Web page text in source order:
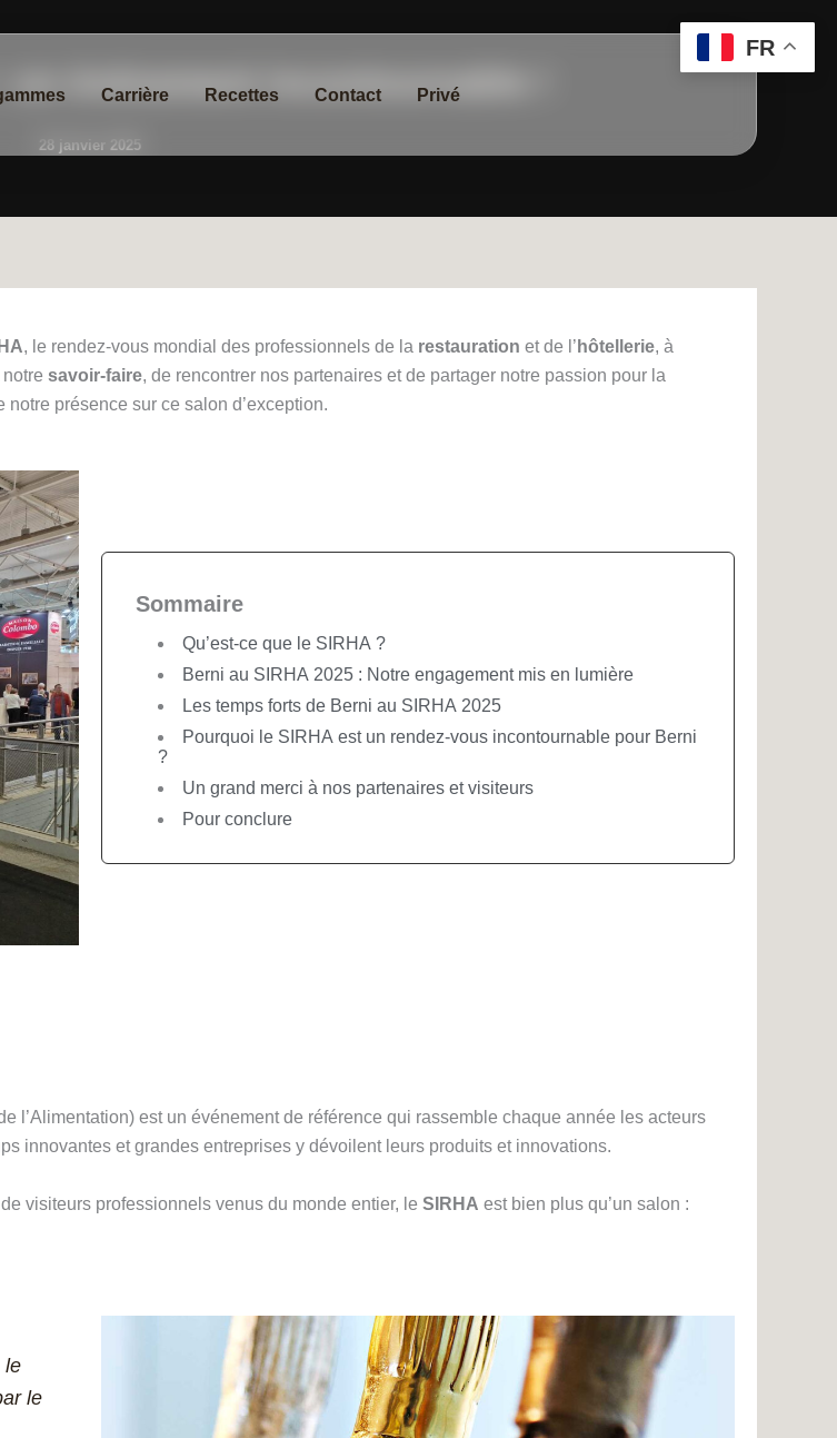
Carrière Recettes Contact Privé
un événement incontournable !
28 janvier 2025
, le rendez-vous mondial des professionnels de la restauration et de l’ hôtellerie, à
savoir-faire, de rencontrer nos partenaires et de partager notre passion pour la
présence sur ce salon d’exception.
Sommaire
Qu’est-ce que le SIRHA ?
Berni au SIRHA 2025 : Notre engagement mis en lumière
Les temps forts de Berni au SIRHA 2025
Pourquoi le SIRHA est un rendez-vous incontournable pour Berni
?
Un grand merci à nos partenaires et visiteurs
Pour conclure
l’Alimentation) est un événement de référence qui rassemble chaque année les acteurs
innovantes et grandes entreprises y dévoilent leurs produits et innovations.
visiteurs professionnels venus du monde entier, le SIRHA est bien plus qu’un salon :
le
le
FR